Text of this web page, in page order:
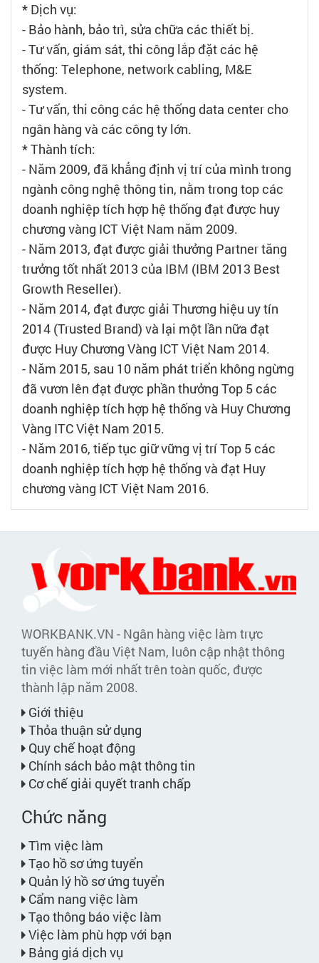
* Dịch vụ:
- Bảo hành, bảo trì, sửa chữa các thiết bị.
- Tư vấn, giám sát, thi công lắp đặt các hệ
thống: Telephone, network cabling, M&E
system.
- Tư vấn, thi công các hệ thống data center cho
ngân hàng và các công ty lớn.
* Thành tích:
- Năm 2009, đã khẳng định vị trí của mình trong
ngành công nghệ thông tin, nằm trong top các
doanh nghiệp tích hợp hệ thống đạt được huy
chương vàng ICT Việt Nam năm 2009.
- Năm 2013, đạt được giải thưởng Partner tăng
trưởng tốt nhất 2013 của IBM (IBM 2013 Best
Growth Reseller).
- Năm 2014, đạt được giải Thương hiệu uy tín
2014 (Trusted Brand) và lại một lần nữa đạt
được Huy Chương Vàng ICT Việt Nam 2014.
- Năm 2015, sau 10 năm phát triển không ngừng
đã vươn lên đạt được phần thưởng Top 5 các
doanh nghiệp tích hợp hệ thống và Huy Chương
Vàng ITC Việt Nam 2015.
- Năm 2016, tiếp tục giữ vững vị trí Top 5 các
doanh nghiệp tích hợp hệ thống và đạt Huy
chương vàng ICT Việt Nam 2016.
WORKBANK.VN - Ngân hàng việc làm trực
tuyến hàng đầu Việt Nam, luôn cập nhật thông
tin việc làm mới nhất trên toàn quốc, được
thành lập năm 2008.
Giới thiệu
Thỏa thuận sử dụng
Quy chế hoạt động
Chính sách bảo mật thông tin
Cơ chế giải quyết tranh chấp
Chức năng
Tìm việc làm
Tạo hồ sơ ứng tuyển
Quản lý hồ sơ ứng tuyển
Cẩm nang việc làm
Tạo thông báo việc làm
Việc làm phù hợp với bạn
Bảng giá dịch vụ